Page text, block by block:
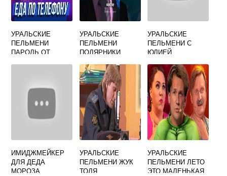
УРАЛЬСКИЕ
ПЕЛЬМЕНИ
ПАРОЛЬ ОТ
УРАЛЬСКИЕ
ПЕЛЬМЕНИ
ПОЛЯРНИКИ
ПРОШЛОГОДНИЙ
СМЕХ
УРАЛЬСКИЕ
ПЕЛЬМЕНИ С
ЮЛИЕЙ
ИЛОНОЙ
ЮРЬЕВОЙ
ИМИДЖМЕЙКЕР
ДЛЯ ДЕДА
МОРОЗА
УРАЛЬСКИЕ
ПЕЛЬМЕНИ ЖУК
ТОЛЯ
УРАЛЬСКИЕ
ПЕЛЬМЕНИ ЛЕТО
ЭТО МАЛЕНЬКАЯ